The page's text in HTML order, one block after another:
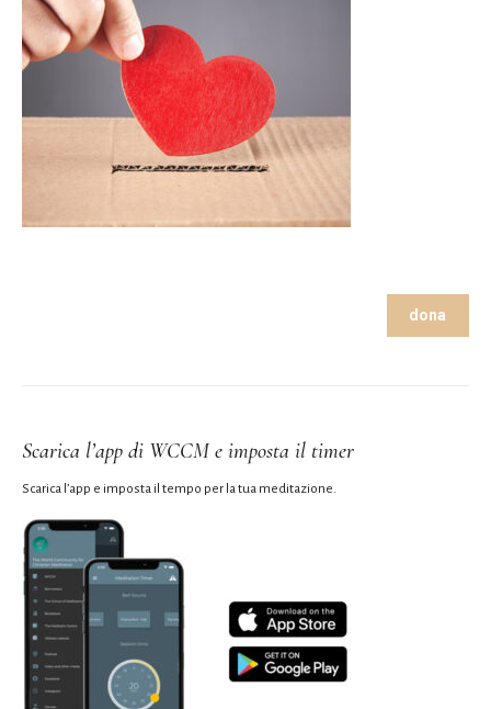
dona
Scarica l’app di WCCM e imposta il timer
Scarica l’app e imposta il tempo per la tua meditazione.